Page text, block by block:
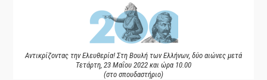
Αντικρίζοντας την Ελευθερία! Στη Βουλή των Ελλήνων, δύο αιώνες μετά
Τετάρτη, 23 Μαΐου 2022 και ώρα 10.00
(στο σπουδαστήριο)